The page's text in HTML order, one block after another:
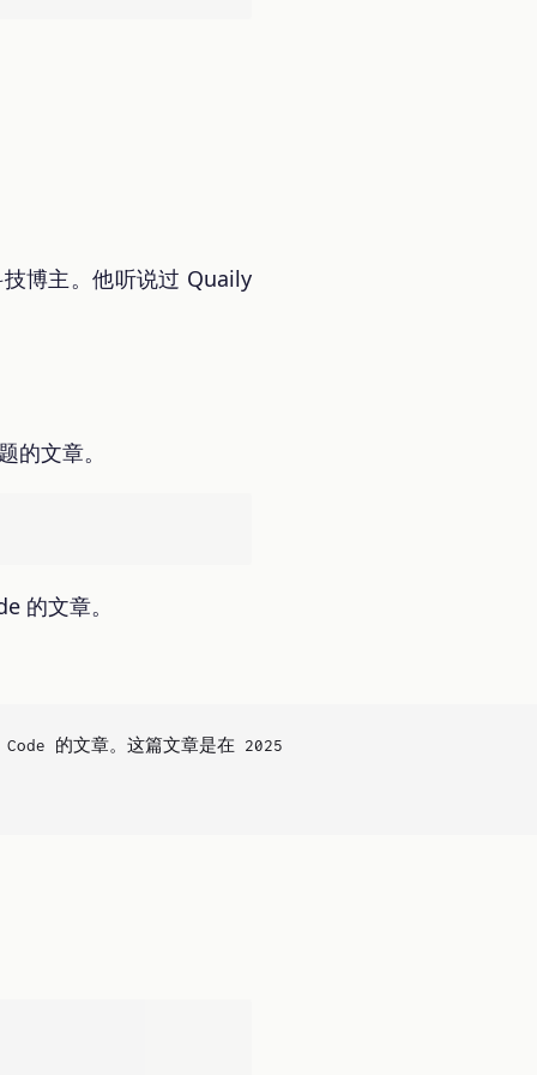
博主。他听说过 Quaily
文章。
的文章。
的文章。这篇文章是在 2025 年 3 月 3 日发布的，是最新